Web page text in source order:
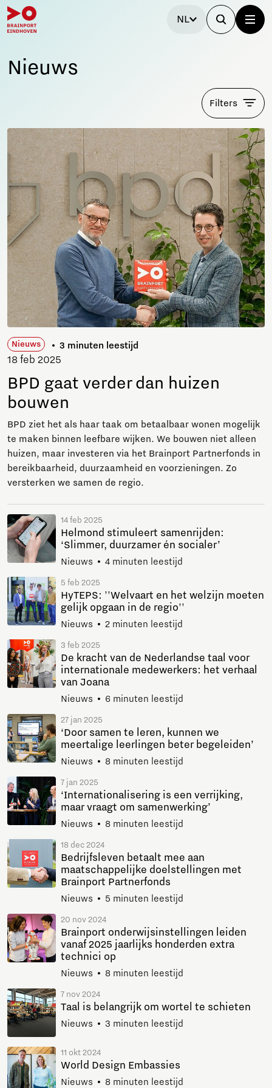
NL
Nieuws
Filters
Nieuws 3 minuten leestijd
18 feb 2025
BPD gaat verder dan huizen
bouwen
BPD ziet het als haar taak om betaalbaar wonen mogelijk
te maken binnen leefbare wijken. We bouwen niet alleen
huizen, maar investeren via het Brainport Partnerfonds in
bereikbaarheid, duurzaamheid en voorzieningen. Zo
versterken we samen de regio.
14 feb 2025
Helmond stimuleert samenrijden:
‘Slimmer, duurzamer én socialer’
Nieuws 4 minuten leestijd
5 feb 2025
HyTEPS: ''Welvaart en het welzijn moeten
gelijk opgaan in de regio''
Nieuws 2 minuten leestijd
3 feb 2025
De kracht van de Nederlandse taal voor
internationale medewerkers: het verhaal
van Joana
Nieuws 6 minuten leestijd
27 jan 2025
‘Door samen te leren, kunnen we
meertalige leerlingen beter begeleiden’
Nieuws 8 minuten leestijd
7 jan 2025
‘Internationalisering is een verrijking,
maar vraagt om samenwerking’
Nieuws 8 minuten leestijd
18 dec 2024
Bedrijfsleven betaalt mee aan
maatschappelijke doelstellingen met
Brainport Partnerfonds
Nieuws 5 minuten leestijd
20 nov 2024
Brainport onderwijsinstellingen leiden
vanaf 2025 jaarlijks honderden extra
technici op
Nieuws 8 minuten leestijd
7 nov 2024
Taal is belangrijk om wortel te schieten
Nieuws 3 minuten leestijd
11 okt 2024
World Design Embassies
Nieuws 8 minuten leestijd